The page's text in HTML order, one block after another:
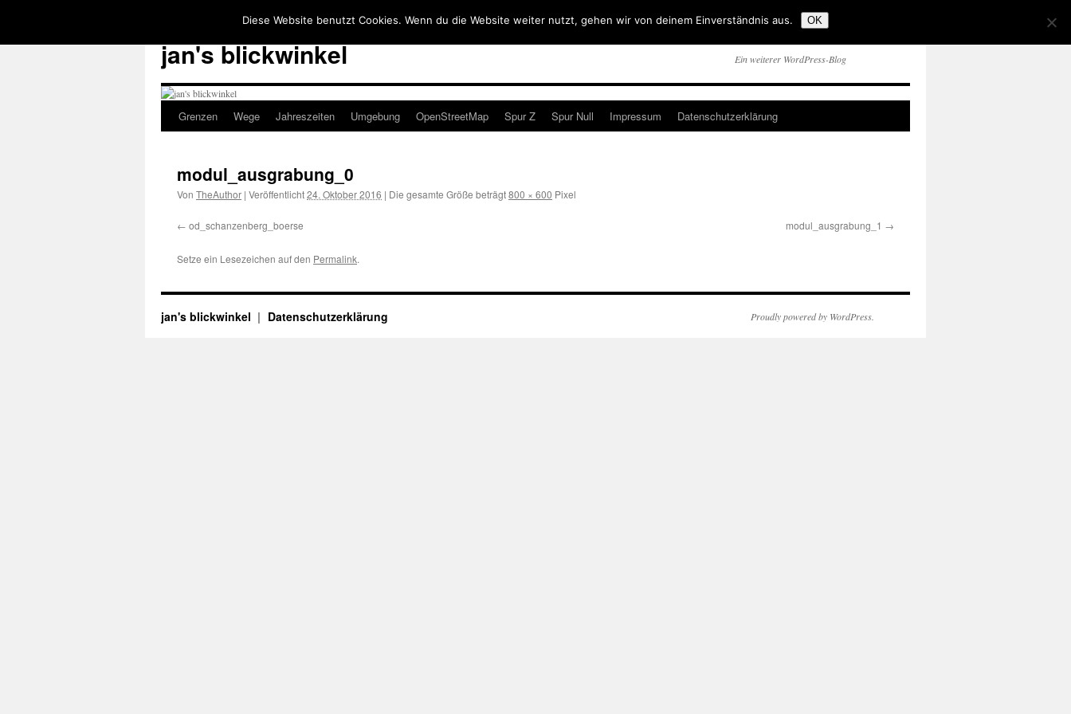
jan's blickwinkel Ein weiterer WordPress-Blog
Zum
springen
Grenzen Wege Jahreszeiten Umgebung OpenStreetMap Spur Z Spur Null Impressum Datenschutzerklärung
modul_ausgrabung_0
Von TheAuthor | Veröffentlicht24. Oktober 2016 | Die gesamte Größe beträgt800 × 600 Pixel
od_schanzenberg_boerse modul_ausgrabung_1
Setze ein Lesezeichen auf den Permalink.
jan's blickwinkel Datenschutzerklärung Proudly powered by WordPress.
Diese Website benutzt Cookies. Wenn du die Website weiter nutzt, gehen wir von deinem Einverständnis aus. OK